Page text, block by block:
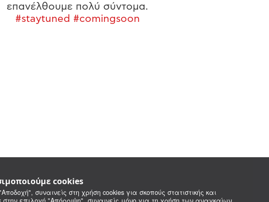
cookies
συναινείς στη χρήση cookies για σκοπούς στατιστικής και
επανέλθουμε πολύ σύντομα.
#staytuned #comingsoon